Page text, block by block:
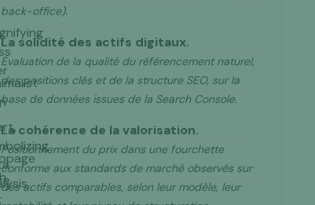
back-office).
La solidité des actifs digitaux.
Évaluation de la qualité du référencement naturel,
des positions clés et de la structure SEO, sur la
base de données issues de la Search Console.
La cohérence de la valorisation.
Positionnement du prix dans une fourchette
conforme aux standards de marché observés sur
des actifs comparables, selon leur modèle, leur